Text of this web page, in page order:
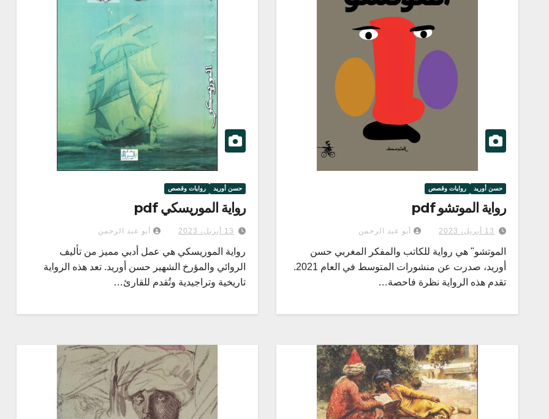
حسن أوريد روايات وقصص
رواية الموتشو pdf
13 أبريل، 2023 أبو عبد الرحمن
الموتشو" هي رواية للكاتب والمفكر المغربي حسن
أوريد، صدرت عن منشورات المتوسط في العام 2021.
تقدم هذه الرواية نظرة فاحصة…
حسن أوريد روايات وقصص
رواية الموريسكي pdf
13 أبريل، 2023 أبو عبد الرحمن
رواية الموريسكي هي عمل أدبي مميز من تأليف
الروائي والمؤرخ الشهير حسن أوريد. تعد هذه الرواية
تاريخية وتراجيدية وتُقدم للقارئ…